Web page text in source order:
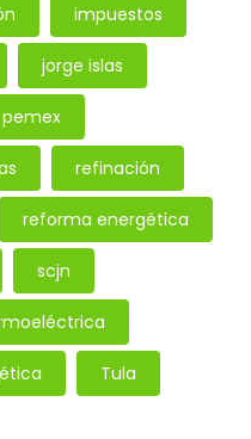
impuestos
jorge islas
pemex
refinación
reforma energética
scjn
Tula